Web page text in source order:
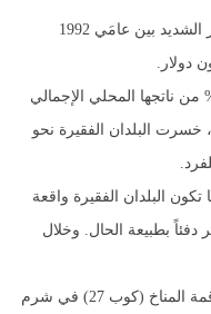
كما أظهرت الدراسة أن فترات موجات الحر الشديد بين عامَي 1992
في حين خسرت الدول الغنية نحو 1,5% من ناتجها المحلي الإجمالي
خسرت البلدان الفقيرة نحو
تكون البلدان الفقيرة واقعة
دفئاً بطبيعة الحال. وخلال
ونشرت هذه الدراسة قبل أيام من انطلاق قمة المناخ (كوب 27) في شرم